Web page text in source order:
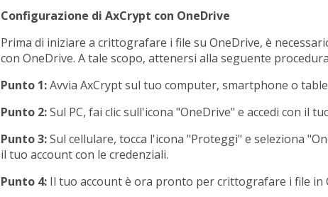
Configurazione di AxCrypt con OneDrive
Prima di iniziare a crittografare i file su OneDrive, è
con OneDrive. A tale scopo, attenersi alla seguente
Punto 1:Avvia AxCrypt sul tuo computer, smartphone o
Punto 2:Sul PC, fai clic sull'icona "OneDrive" e accedi con il
Punto 3:Sul cellulare, tocca l'icona "Proteggi" e seleziona
il tuo account con le credenziali.
Punto 4: Il tuo account è ora pronto per crittografare i file in